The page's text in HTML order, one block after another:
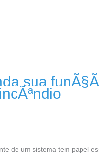
sua
de um sistema tem papel